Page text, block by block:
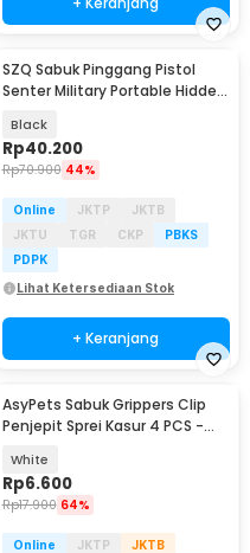
SZQ Sabuk Pinggang Pistol
Senter Military Portable Hidden
Black
Rp40.200
Rp70.900 44%
Online JKTP
JKTB
JKTU
TGR CKP
PBKS
PDPK
Lihat Ketersediaan Stok
+ Keranjang
AsyPets Sabuk Grippers Clip
Penjepit Sprei Kasur 4 PCS -
White
Rp6.600
Rp17.900 64%
Online JKTP
JKTB